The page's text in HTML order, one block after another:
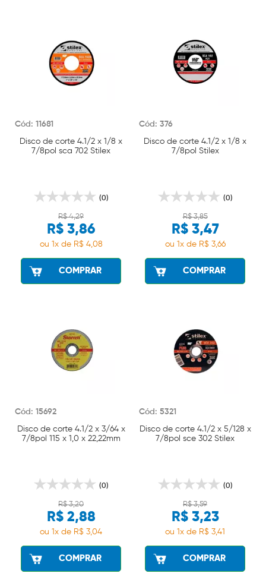
Cód: 11681
Disco de corte 4.1/2 x 1/8 x
7/8pol sca 702 Stilex
(0)
R$ 4,29
R$ 3,86
ou 1x de R$ 4,08
COMPRAR
Cód: 376
Disco de corte 4.1/2 x 1/8 x
7/8pol Stilex
(0)
R$ 3,85
R$ 3,47
ou 1x de R$ 3,66
COMPRAR
Cód: 15692
Disco de corte 4.1/2 x 3/64 x
7/8pol 115 x 1,0 x 22,22mm
(0)
R$ 3,20
R$ 2,88
ou 1x de R$ 3,04
COMPRAR
Cód: 5321
Disco de corte 4.1/2 x 5/128 x
7/8pol sce 302 Stilex
(0)
R$ 3,59
R$ 3,23
ou 1x de R$ 3,41
COMPRAR